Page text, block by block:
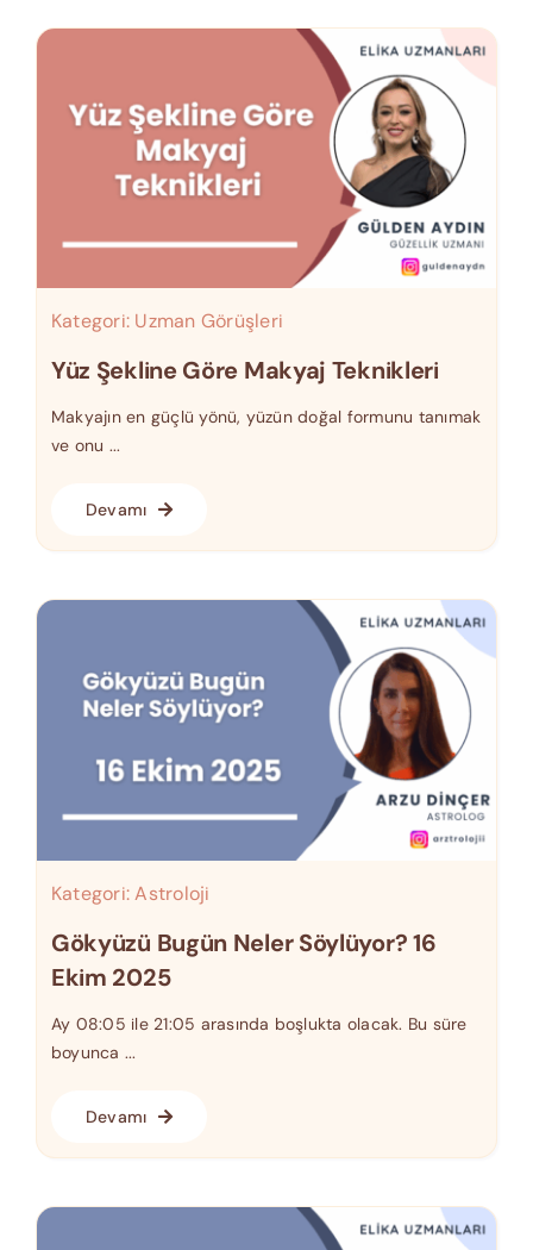
Kategori: Uzman Görüşleri
Yüz Şekline Göre Makyaj Teknikleri
Makyajın en güçlü yönü, yüzün doğal formunu tanımak
ve onu ...
Devamı
Kategori:Astroloji
Gökyüzü Bugün Neler Söylüyor? 16
Ekim 2025
Ay 08:05 ile 21:05 arasında boşlukta olacak. Bu süre
boyunca ...
Devamı